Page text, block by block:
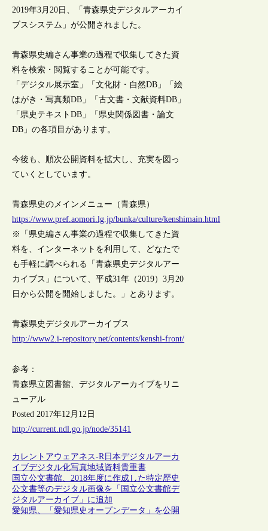
2019年3月20日、「青森県史デジタルアーカイ
ブスシステム」が公開されました。
青森県史編さん事業の過程で収集してきた資
料を検索・閲覧することが可能です。
「デジタル展示室」「文化財・自然DB」「絵
はがき・写真類DB」「古文書・文献資料DB」
「県史テキストDB」「県史関係図書・論文
DB」の各項目があります。
今後も、順次公開資料を拡大し、充実を図っ
ていくとしています。
青森県史のメインメニュー（青森県）
https://www.pref.aomori.lg.jp/bunka/culture/kenshimain.html
※「県史編さん事業の過程で収集してきた資
料を、インターネットを利用して、どなたで
も手軽に調べられる「青森県史デジタルアー
カイブス」について、平成31年（2019）3月20
日から公開を開始しました。」とあります。
青森県史デジタルアーカイブス
http://www2.i-repository.net/contents/kenshi-front/
参考：
青森県立図書館、デジタルアーカイブをリニ
ューアル
Posted 2017年12月12日
http://current.ndl.go.jp/node/35141
カレントアウェアネス-R 日本デジタルアーカ
イブデジタル化写真地域資料貴重書
国立公文書館、2018年度に作成した特定歴史
公文書等のデジタル画像を「国立公文書館デ
ジタルアーカイブ」に追加
愛知県、「愛知県史オープンデータ」を公開